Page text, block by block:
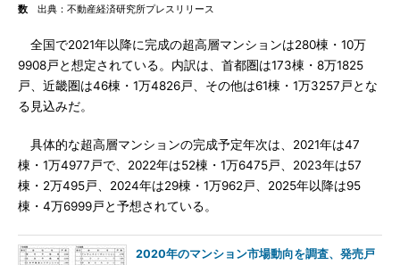
数 出典：不動産経済研究所プレスリリース
全国で2021年以降に完成の超高層マンションは280棟・10万
9908戸と想定されている。内訳は、首都圏は173棟・8万1825
戸、近畿圏は46棟・1万4826戸、その他は61棟・1万3257戸とな
る見込みだ。
具体的な超高層マンションの完成予定年次は、2021年は47
棟・1万4977戸で、2022年は52棟・1万6475戸、2023年は57
棟・2万495戸、2024年は29棟・1万962戸、2025年以降は95
棟・4万6999戸と予想されている。
2020年のマンション市場動向を調査、発売戸